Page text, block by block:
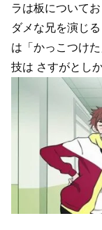
ラは板についてお
ダメな兄を演じ
は「かっこつけ
技は さすがとし